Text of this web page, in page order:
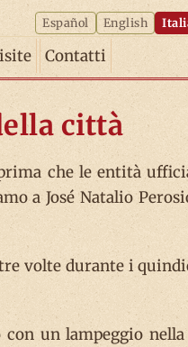
Español English
Contatti
città
che le entità
a José Natalio
volte durante i
con un lampeggio